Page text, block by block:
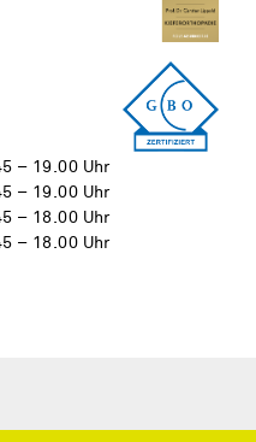
– 19.00 Uhr
– 19.00 Uhr
– 18.00 Uhr
– 18.00 Uhr